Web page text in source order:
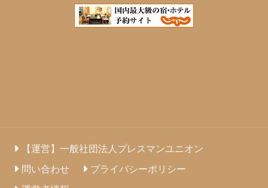
【運営】一般社団法人プレスマンユニオン
問い合わせ
プライバシーポリシー